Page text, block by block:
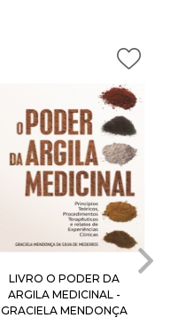
LIVRO O PODER DA
ARGILA MEDICINAL -
GRACIELA MENDONÇA